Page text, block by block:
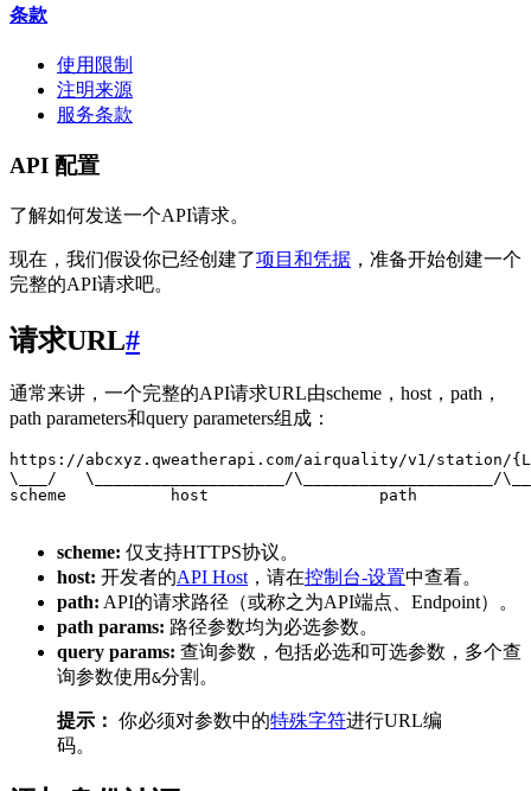
条款
使用限制
注明来源
服务条款
API 配置
了解如何发送一个API请求。
现在，我们假设你已经创建了项目和凭据 ，准备开始创建一个
完整的API请求吧。
请求URL#
通常来讲，一个完整的API请求URL由scheme，host，path，
path parameters和query parameters组成：
https://abcxyz.qweatherapi.com/airquality/v1/station/
\___/   \____________________/\____________________/
scheme           host                  path
scheme: 仅支持HTTPS协议。
host: 开发者的API Host，请在控制台-设置中查看。
path: API的请求路径（或称之为API端点、Endpoint）。
path params: 路径参数均为必选参数。
query params: 查询参数，包括必选和可选参数，多个查
询参数使用 &分割。
提示： 你必须对参数中的特殊字符进行URL编
码。